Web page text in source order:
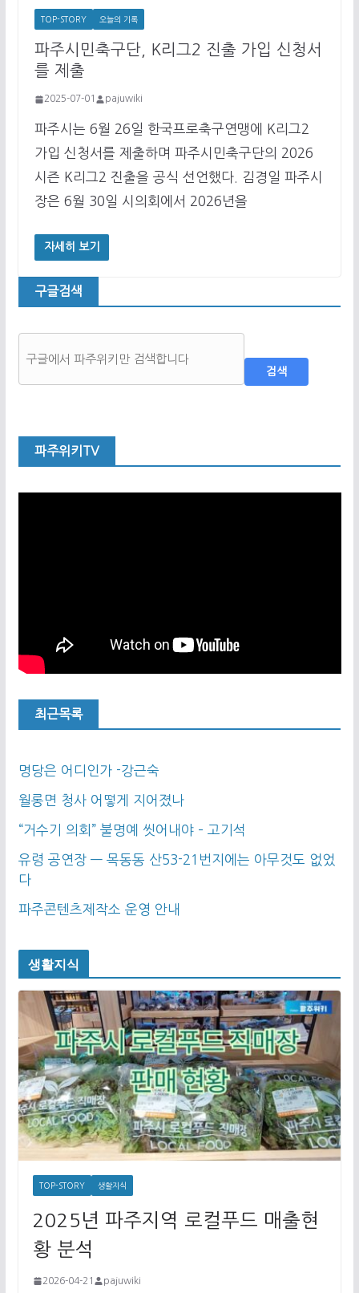
TOP-STORY 오늘의 기록
파주시민축구단, K리그2 진출 가입 신청서
를 제출
2025-07-01 pajuwiki
파주시는 6월 26일 한국프로축구연맹에 K리그2
가입 신청서를 제출하며 파주시민축구단의 2026
시즌 K리그2 진출을 공식 선언했다. 김경일 파주시
장은 6월 30일 시의회에서 2026년을
자세히 보기
구글검색
검색
파주위키TV
최근목록
명당은 어디인가 -강근숙
월롱면 청사 어떻게 지어졌나
“거수기 의회” 불명예 씻어내야 – 고기석
유령 공연장 — 목동동 산53-21번지에는 아무것도 없었
다
파주콘텐츠제작소 운영 안내
생활지식
TOP-STORY 생활지식
2025년 파주지역 로컬푸드 매출현
황 분석
2026-04-21 pajuwiki